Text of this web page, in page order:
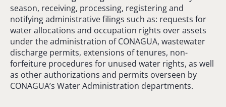
season, receiving, processing, registering and
notifying administrative filings such as: requests for
water allocations and occupation rights over assets
under the administration of CONAGUA, wastewater
discharge permits, extensions of tenures, non-
forfeiture procedures for unused water rights, as well
as other authorizations and permits overseen by
CONAGUA’s Water Administration departments.